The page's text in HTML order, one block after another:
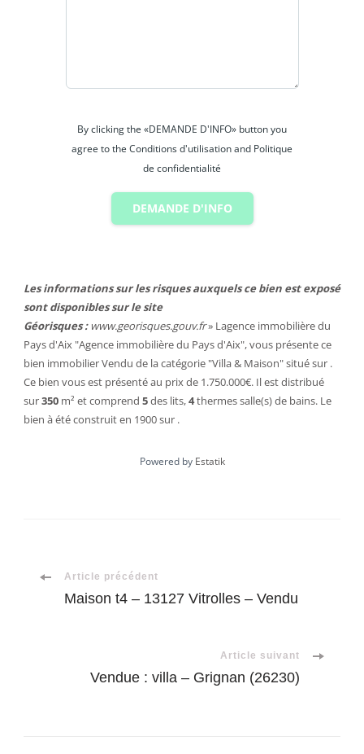
By clicking the «DEMANDE D'INFO» button you
agree to the Conditions d'utilisation and Politique
de confidentialité
DEMANDE D'INFO
Les informations sur les risques auxquels ce bien est exposé
sont disponibles sur le site
Géorisques : www.georisques.gouv.fr» Lagence immobilière du
Pays d'Aix "Agence immobilière du Pays d'Aix", vous présente ce
bien immobilierVendu de la catégorie "Villa & Maison" situé sur .
Ce bien vous est présenté au prix de 1.750.000€. Il est distribué
sur350 m² et comprend 5des lits,4thermessalle(s) de bains. Le
bien à été construit en 1900 sur .
Powered by Estatik
Navigation
Article précédent
Maison t4 – 13127 Vitrolles – Vendu
Article suivant
Vendue : villa – Grignan (26230)